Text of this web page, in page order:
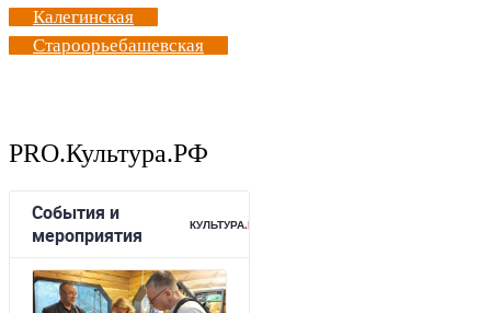
Калегинская
Староорьебашевская
PRO.Культура.РФ